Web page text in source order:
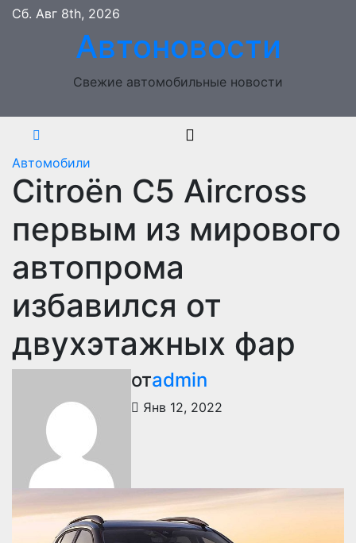
Перейти
содержимому
Сб. Авг 8th, 2026
Автоновости
Свежие автомобильные новости
Автомобили
Citroёn C5 Aircross
первым из мирового
автопрома
избавился от
двухэтажных фар
отadmin
Янв 12, 2022